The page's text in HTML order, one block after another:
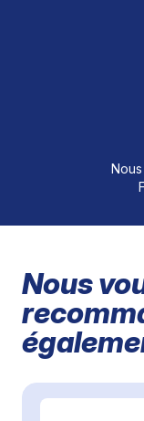
Nous
Il est possible de
Cliquer pour